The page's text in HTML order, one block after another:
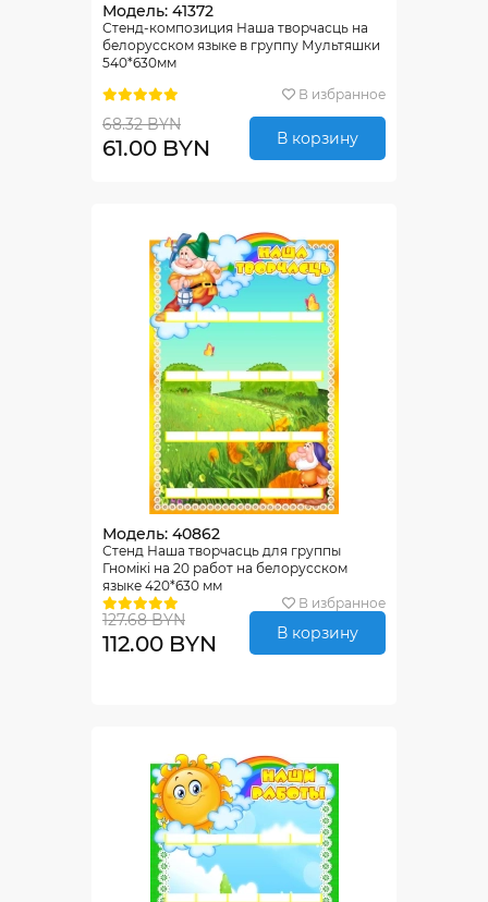
Модель: 41372
Стенд-композиция Наша творчасць на
белорусском языке в группу Мультяшки
540*630мм
В избранное
68.32 BYN
61.00 BYN В корзину
Модель: 40862
Стенд Наша творчасць для группы
Гномiкi на 20 работ на белорусском
языке 420*630 мм
В избранное
127.68 BYN
112.00 BYN В корзину